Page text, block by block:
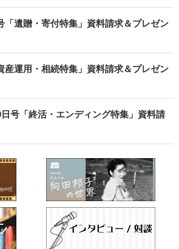
「遺贈・寄付特集」資料請求＆プレゼン
産運用・相続特集」資料請求＆プレゼン
号「終活・エンディング特集」資料請